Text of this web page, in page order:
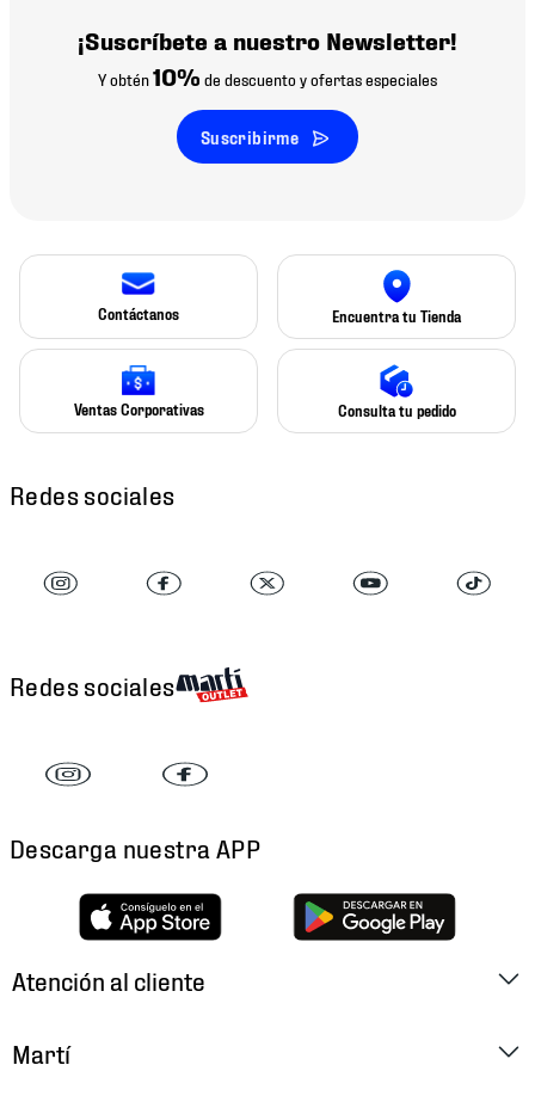
¡Suscríbete a nuestro Newsletter!
Y obtén10% de descuento y ofertas especiales
Suscribirme
Contáctanos Encuentra tu Tienda
Ventas Corporativas Consulta tu pedido
Redes sociales
Redes sociales
Descarga nuestra APP
Atención al cliente
Martí